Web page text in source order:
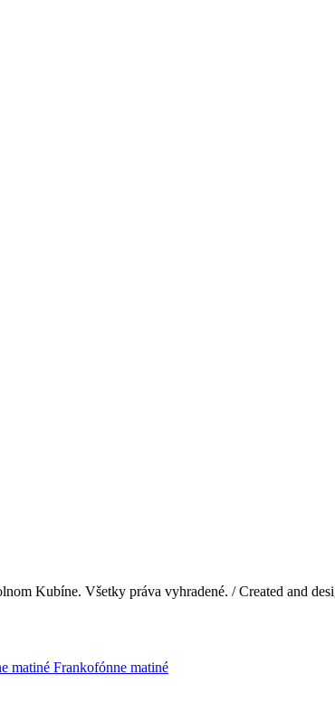
Kubíne. Všetky práva vyhradené. / Created and
Frankofónne matiné